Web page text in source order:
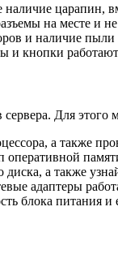
наличие царапин,
на месте и
и наличие
и кнопки
Для
а также
оперативной
а также
адаптеры
блока питания и